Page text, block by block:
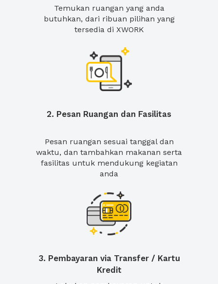
Temukan ruangan yang anda
butuhkan, dari ribuan pilihan yang
tersedia di XWORK
2. Pesan Ruangan dan Fasilitas
Pesan ruangan sesuai tanggal dan
waktu, dan tambahkan makanan serta
fasilitas untuk mendukung kegiatan
anda
3. Pembayaran via Transfer / Kartu
Kredit